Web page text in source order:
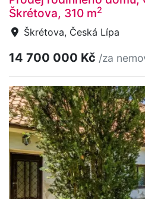
Škrétova, 310 m2
Škrétova, Česká Lípa
14 700 000 Kč /za